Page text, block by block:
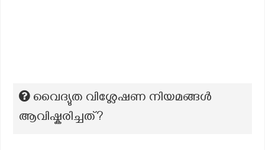
വൈദ്യുത വിശ്ലേഷണ നിയമങ്ങൾ
ആവിഷ്കരിച്ചത്?